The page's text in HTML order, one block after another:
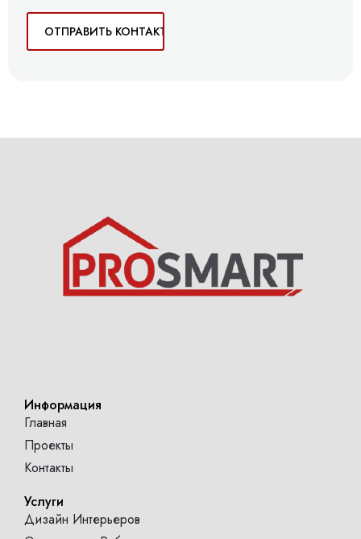
Информация
Главная
Проекты
Контакты
Услуги
Дизайн Интерьеров